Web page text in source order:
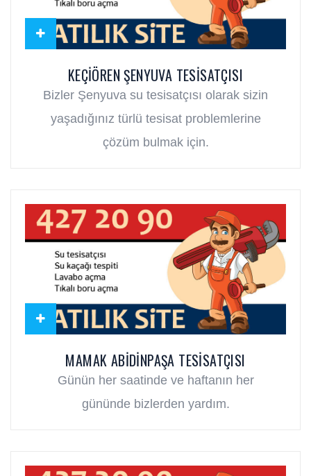
KEÇIÖREN ŞENYUVA TESISATÇISI
Bizler Şenyuva su tesisatçısı olarak sizin
yaşadığınız türlü tesisat problemlerine
çözüm bulmak için.
MAMAK ABIDINPAŞA TESISATÇISI
Günün her saatinde ve haftanın her
gününde bizlerden yardım.